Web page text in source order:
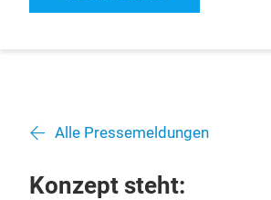
Alle Pressemeldungen
Konzept steht: